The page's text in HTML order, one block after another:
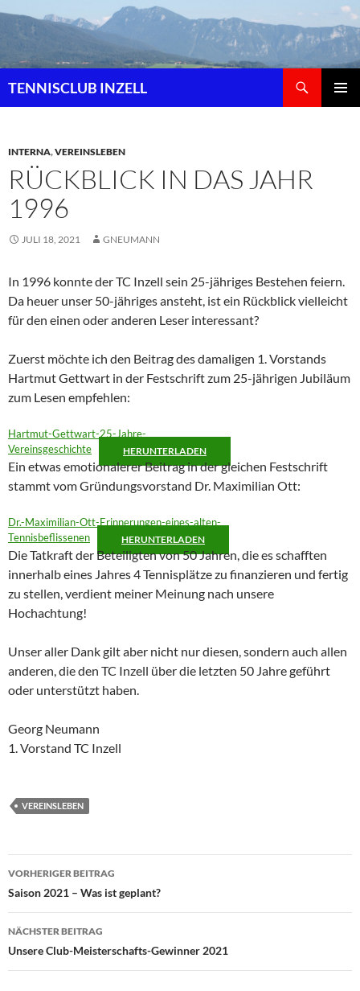
Zum
Inhalt
TENNISCLUB INZELL
INTERNA,VEREINSLEBEN
RÜCKBLICK IN DAS JAHR
1996
JULI 18, 2021 GNEUMANN
In 1996 konnte der TC Inzell sein 25-jähriges Bestehen feiern.
Da heuer unser 50-jähriges ansteht, ist ein Rückblick vielleicht
für den einen oder anderen Leser interessant?
Zuerst möchte ich den Beitrag des damaligen 1. Vorstands
Hartmut Gettwart in der Festschrift zum 25-jährigen Jubiläum
zum Lesen empfehlen:
Hartmut-Gettwart-25-Jahre-
Vereinsgeschichte
HERUNTERLADEN
Ein etwas emotionalerer Beitrag in der gleichen Festschrift
stammt vom Gründungsvorstand Dr. Maximilian Ott:
Dr.-Maximilian-Ott-Erinnerungen-eines-alten-
Tennisbeflissenen
HERUNTERLADEN
Die Tatkraft der Beteiligten von 50 Jahren, die es schafften
innerhalb eines Jahres 4 Tennisplätze zu finanzieren und fertig
zu stellen, verdient meiner Meinung nach unsere
Hochachtung!
Unser aller Dank gilt aber nicht nur diesen, sondern auch allen
anderen, die den TC Inzell über die letzten 50 Jahre geführt
oder unterstützt haben.
Georg Neumann
1. Vorstand TC Inzell
VEREINSLEBEN
Beitragsnavigation
VORHERIGER BEITRAG
Saison 2021 – Was ist geplant?
NÄCHSTER BEITRAG
Unsere Club-Meisterschafts-Gewinner 2021